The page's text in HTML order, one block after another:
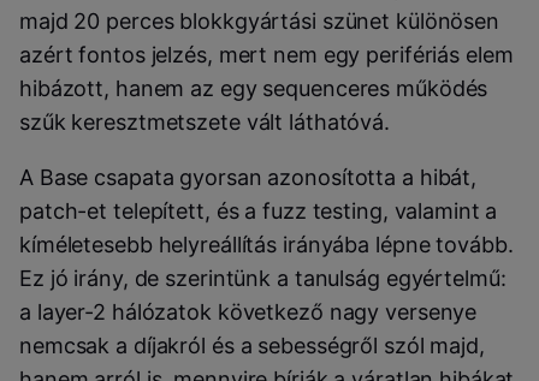
majd 20 perces blokkgyártási szünet különösen
azért fontos jelzés, mert nem egy perifériás elem
hibázott, hanem az egy sequenceres működés
szűk keresztmetszete vált láthatóvá.
A Base csapata gyorsan azonosította a hibát,
patch-et telepített, és a fuzz testing, valamint a
kíméletesebb helyreállítás irányába lépne tovább.
Ez jó irány, de szerintünk a tanulság egyértelmű:
a layer-2 hálózatok következő nagy versenye
nemcsak a díjakról és a sebességről szól majd,